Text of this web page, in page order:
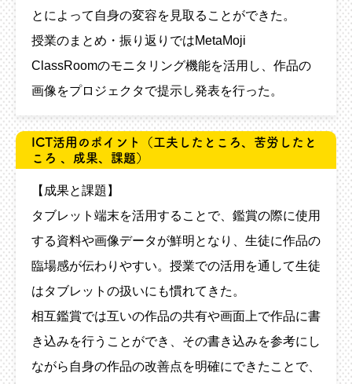
とによって自身の変容を見取ることができた。
授業のまとめ・振り返りではMetaMoji
ClassRoomのモニタリング機能を活用し、作品の
画像をプロジェクタで提示し発表を行った。
ICT活用のポイント
（工夫したところ、苦労したと
ころ 、成果、課題）
【成果と課題】
タブレット端末を活用することで、鑑賞の際に使用
する資料や画像データが鮮明となり、生徒に作品の
臨場感が伝わりやすい。授業での活用を通して生徒
はタブレットの扱いにも慣れてきた。
相互鑑賞では互いの作品の共有や画面上で作品に書
き込みを行うことができ、その書き込みを参考にし
ながら自身の作品の改善点を明確にできたことで、